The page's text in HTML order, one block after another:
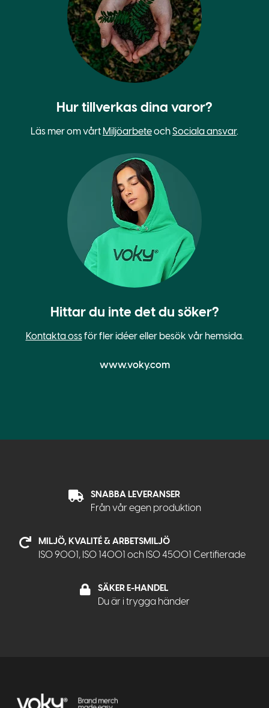
Hur tillverkas dina varor?
Läs mer om vårt MiljöarbeteochSociala ansvar.
Hittar du inte det du söker?
Kontakta ossför fler idéer eller besök vår hemsida.
www.voky.com
SNABBA LEVERANSER
Från vår egen produktion
MILJÖ, KVALITÉ & ARBETSMILJÖ
ISO 9001, ISO 14001 och ISO 45001 Certifierade
SÄKER E-HANDEL
Du är i trygga händer